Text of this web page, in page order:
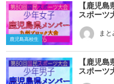
鹿児島高校生
【鹿児
スポーツ
まと
【鹿児
スポーツ